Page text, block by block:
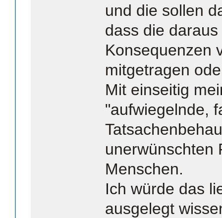
und die sollen
dass die
Konsequenzen
mitgetragen
Mit einseitig
"aufwiegelnde,
unerwünschten
Menschen.
Ich würde das
ausgelegt